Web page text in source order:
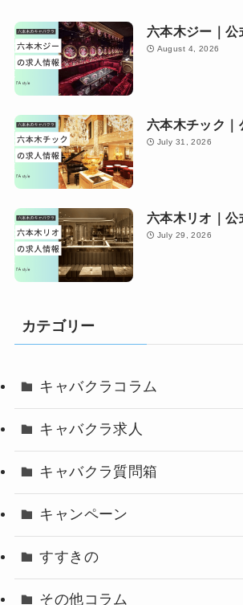
六本木ジー｜公
August 4, 2026
六本木チック｜
July 31, 2026
六本木リオ｜公
July 29, 2026
カテゴリー
キャバクラコラム
キャバクラ求人
キャバクラ質問箱
キャンペーン
すすきの
その他コラム